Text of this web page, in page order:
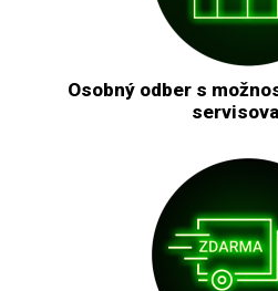
Osobný odber s